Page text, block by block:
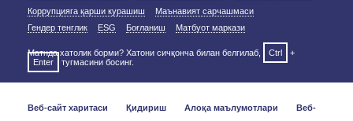
Коррупцияга қарши курашиш
Маънавият сарчашмаси
Гендер тенглик
ESG Боғланиш Матбуот маркази
Матнда хатолик борми? Хатони сичқонча билан белгилаб, Ctrl
+
Enter
тугмасини босинг.
Веб-сайт харитаси Қидириш Алоқа маълумотлари
Веб-